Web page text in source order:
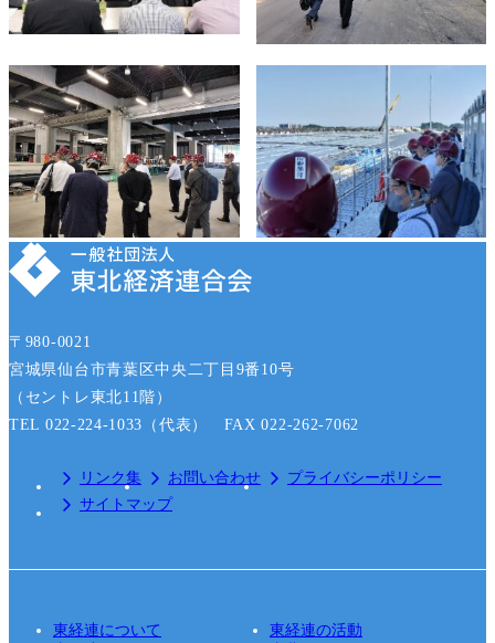
〒980-0021
宮城県仙台市青葉区中央二丁目9番10号
（セントレ東北11階）
TEL 022-224-1033（代表） FAX 022-262-7062
リンク集 お問い合わせ
プライバシーポリシー
サイトマップ
東経連について
東経連の活動